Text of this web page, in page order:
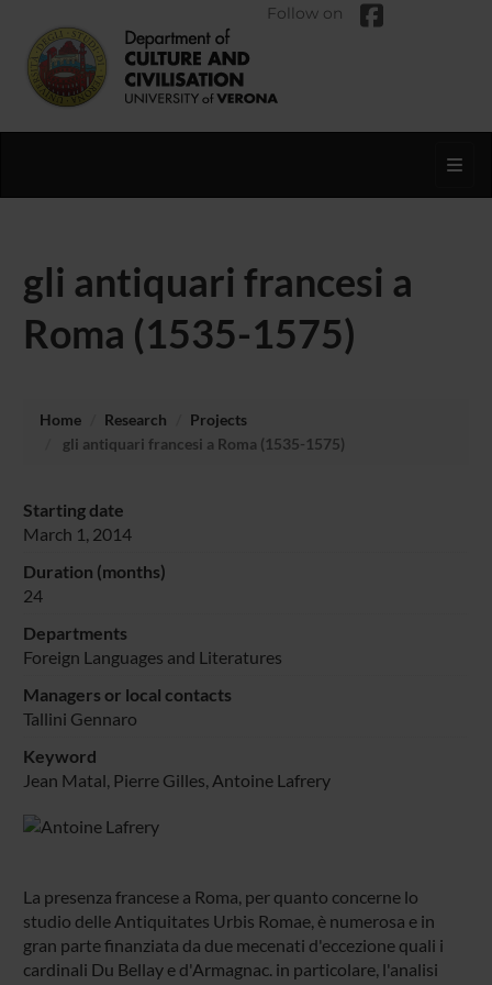
Follow on
gli antiquari francesi a
Roma (1535-1575)
Home Research
Projects
gli antiquari francesi a Roma (1535-1575)
Starting date
March 1, 2014
Duration (months)
24
Departments
Foreign Languages and Literatures
Managers or local contacts
Tallini Gennaro
Keyword
Jean Matal, Pierre Gilles, Antoine Lafrery
La presenza francese a Roma, per quanto concerne lo
studio delle Antiquitates Urbis Romae, è numerosa e in
gran parte finanziata da due mecenati d'eccezione quali i
cardinali Du Bellay e d'Armagnac. in particolare, l'analisi